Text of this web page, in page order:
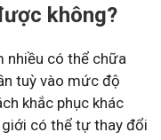
không?
nhiều có thể chữa
tuỳ vào mức độ
khắc phục khác
có thể tự thay đổi